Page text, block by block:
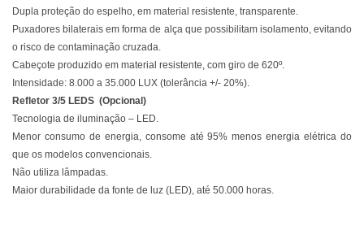
Dupla proteção do espelho, em material resistente, transparente.
Puxadores bilaterais em forma de alça que possibilitam isolamento, evitando
o risco de contaminação cruzada.
Cabeçote produzido em material resistente, com giro de 620º.
Intensidade: 8.000 a 35.000 LUX (tolerância +/- 20%).
Refletor 3/5 LEDS (Opcional)
Tecnologia de iluminação – LED.
Menor consumo de energia, consome até 95% menos energia elétrica do
que os modelos convencionais.
Não utiliza lâmpadas.
Maior durabilidade da fonte de luz (LED), até 50.000 horas.